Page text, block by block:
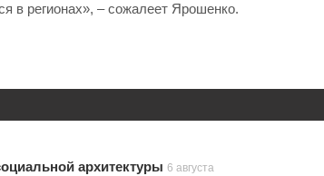
в регионах», – сожалеет Ярошенко.
архитектуры 6 августа